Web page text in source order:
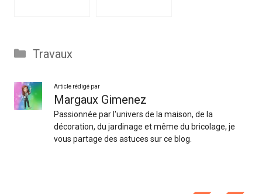
Catégories
Travaux
Article rédigé par
Margaux Gimenez
Passionnée par l'univers de la maison, de la
décoration, du jardinage et même du bricolage, je
vous partage des astuces sur ce blog.